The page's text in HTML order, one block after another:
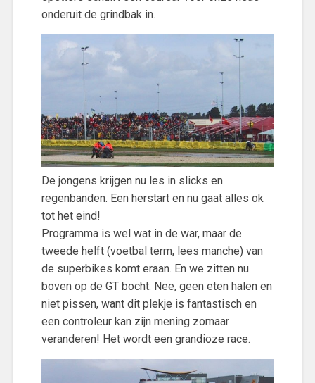
onderuit de grindbak in.
De jongens krijgen nu les in slicks en
regenbanden. Een herstart en nu gaat alles ok
tot het eind!
Programma is wel wat in de war, maar de
tweede helft (voetbal term, lees manche) van
de superbikes komt eraan. En we zitten nu
boven op de GT bocht. Nee, geen eten halen en
niet pissen, want dit plekje is fantastisch en
een controleur kan zijn mening zomaar
veranderen! Het wordt een grandioze race.